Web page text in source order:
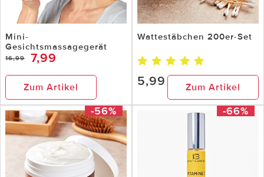
Mini-
Gesichtsmassagegerät
16,99 7,99
Zum Artikel
Wattestäbchen 200er-Set
5,99 Zum Artikel
-56% -66%